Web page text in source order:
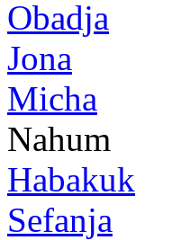
Obadja
Jona
Micha
Nahum
Habakuk
Sefanja